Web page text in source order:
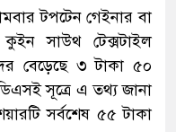
টপটেন গেইনার বা
সাউথ টেক্সটাইল
বেড়েছে ৩ টাকা ৫০
সূত্রে এ তথ্য জানা
সর্বশেষ ৫৫ টাকা